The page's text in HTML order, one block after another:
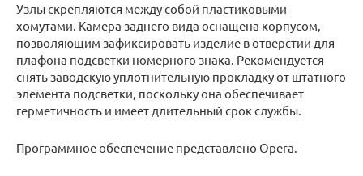
Узлы скрепляются между собой пластиковыми
хомутами. Камера заднего вида оснащена корпусом,
позволяющим зафиксировать изделие в отверстии для
плафона подсветки номерного знака. Рекомендуется
снять заводскую уплотнительную прокладку от штатного
элемента подсветки, поскольку она обеспечивает
герметичность и имеет длительный срок службы.
Программное обеспечение представлено Opera.